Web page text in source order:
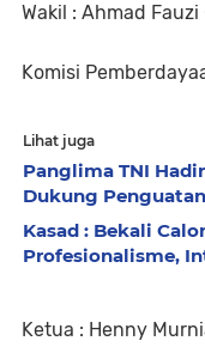
Wakil : Ahmad Fauzi
Komisi
Lihat juga
Panglima TNI
Dukung
Kasad : Bekali
Profesionalisme,
Ketua : Henny